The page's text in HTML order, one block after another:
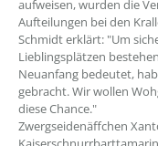
aufweisen, wurden die
Aufteilungen bei den
Schmidt erklärt: "Um
Lieblingsplätzen
Neuanfang bedeutet,
gebracht. Wir wollen
diese Chance."
Zwergseidenäffchen